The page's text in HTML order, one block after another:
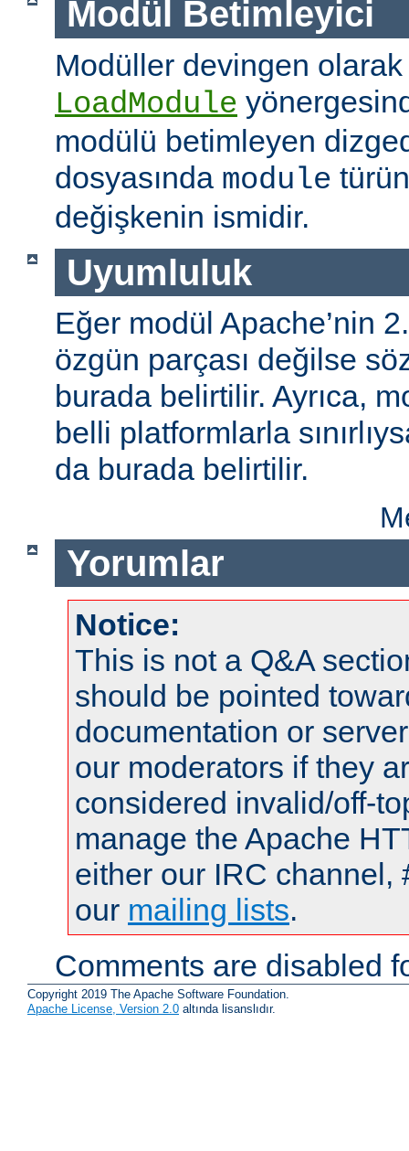
Modül Betimleyici
Modüller devingen
LoadModule
modülü betimleyen
dosyasında module
değişkenin ismidir.
Uyumluluk
Eğer modül Apache’nin 2.
özgün parçası değilse
burada belirtilir. Ayrıca,
belli platformlarla
da burada belirtilir.
Yorumlar
Notice:
This is not a Q&A
should be pointed
documentation or
our moderators if they
considered invalid/off-
manage the Apache
either our IRC channel,
our mailing lists.
Comments are disabled
Copyright 2019 The Apache Software Foundation.
Apache License, Version 2.0 altında lisanslıdır.